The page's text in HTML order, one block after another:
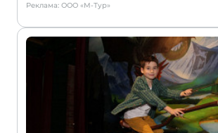
Реклама: ООО «М-Тур»